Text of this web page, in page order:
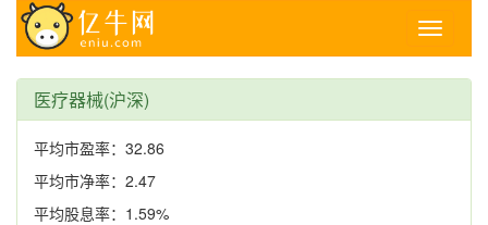
Toggle
医疗器械(沪深)
平均市盈率：32.86
平均市净率：2.47
平均股息率：1.59%